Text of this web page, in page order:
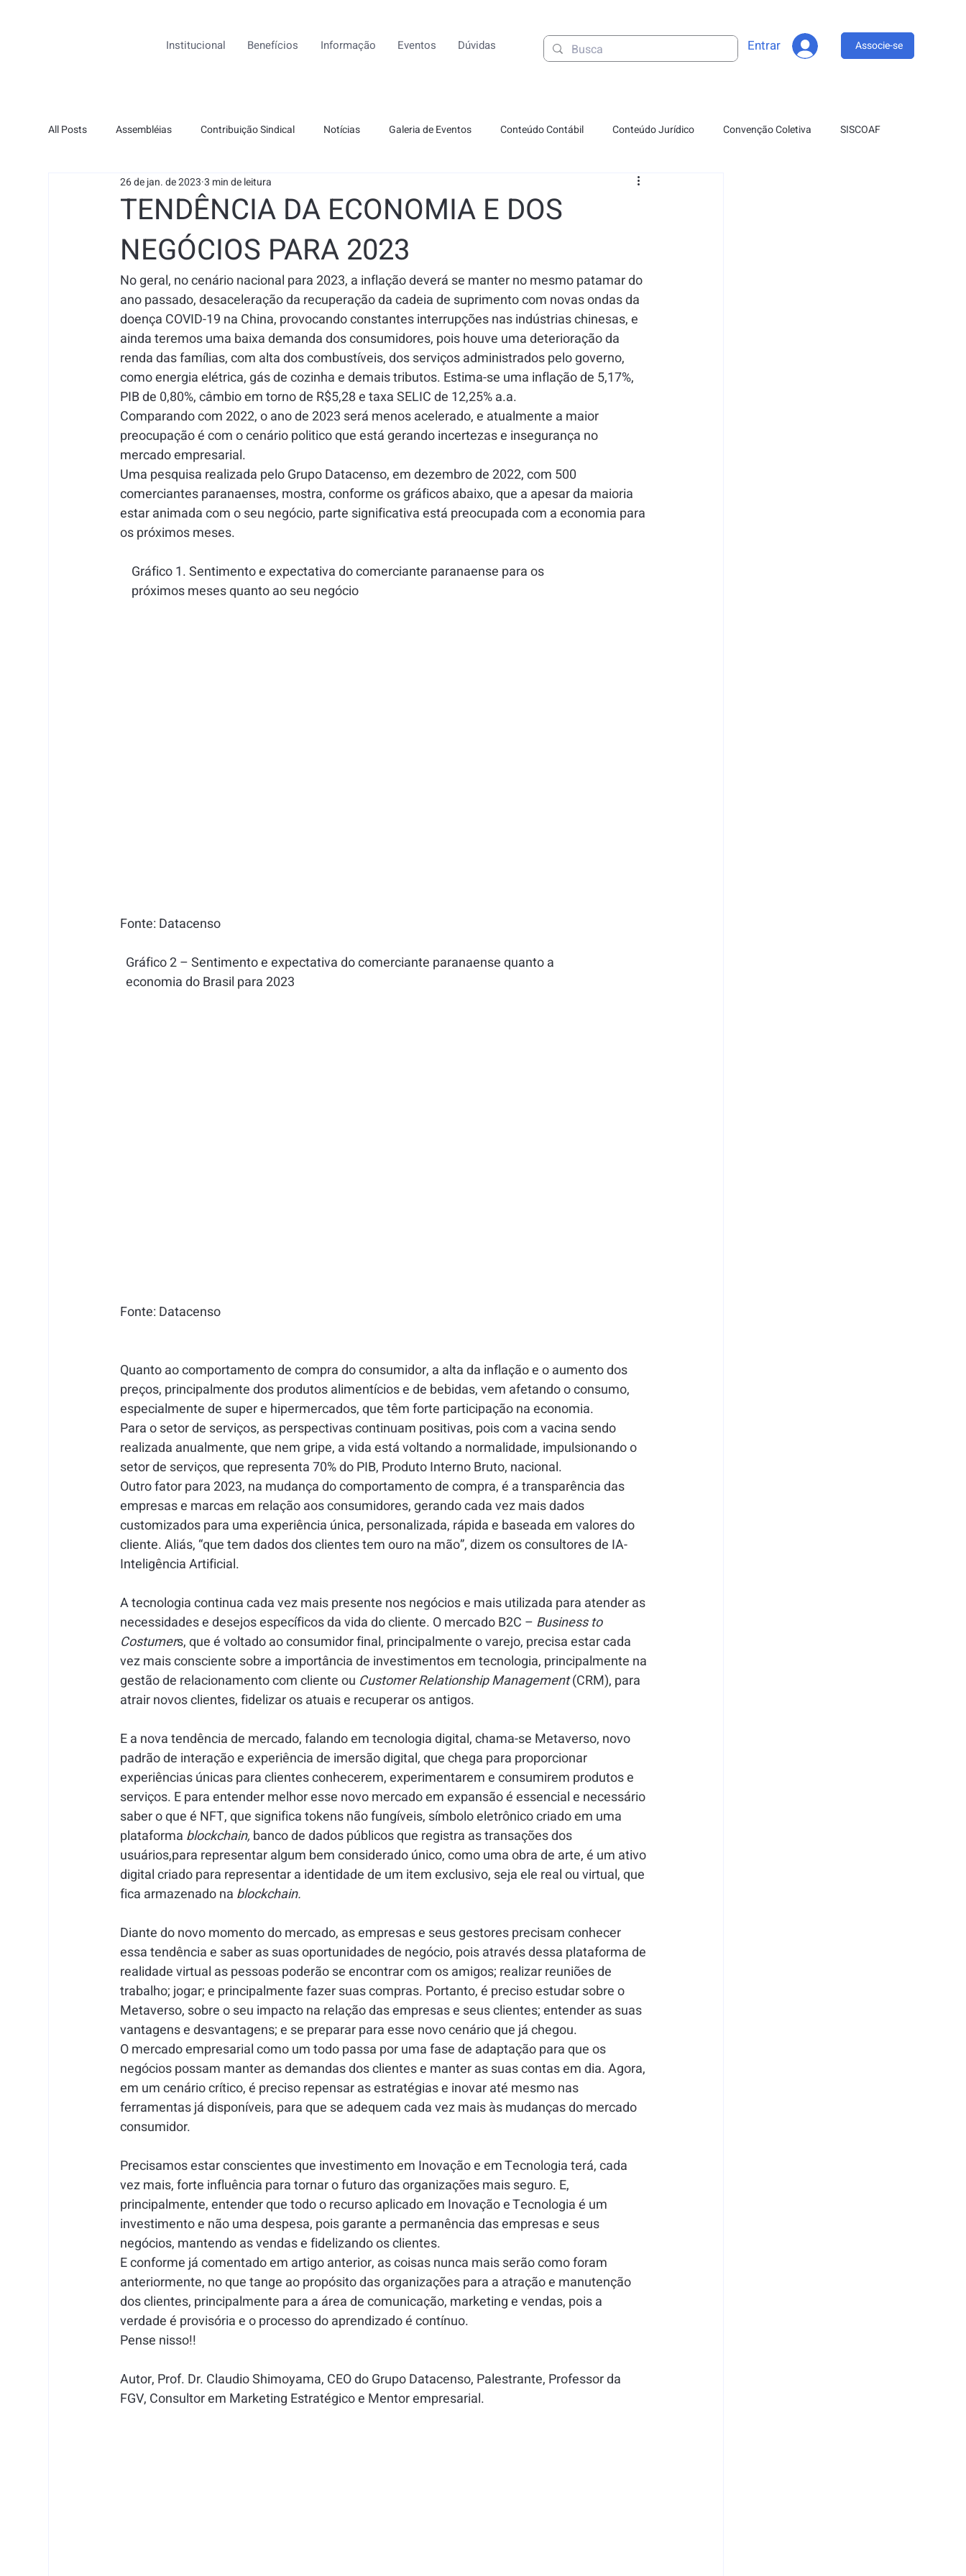
Associe-se
Entrar
Institucional Benefícios Informação Eventos Dúvidas
All Posts Assembléias Contribuição Sindical Notícias Galeria de Eventos Conteúdo Contábil Conteúdo Jurídico Convenção Coletiva SISCOAF
TENDÊNCIA DA ECONOMIA E DOS
NEGÓCIOS PARA 2023
26 de jan. de 2023 3 min de leitura
No geral, no cenário nacional para 2023, a inflação deverá se manter no mesmo patamar do
ano passado, desaceleração da recuperação da cadeia de suprimento com novas ondas da
doença COVID-19 na China, provocando constantes interrupções nas indústrias chinesas, e
ainda teremos uma baixa demanda dos consumidores, pois houve uma deterioração da
renda das famílias, com alta dos combustíveis, dos serviços administrados pelo governo,
como energia elétrica, gás de cozinha e demais tributos. Estima-se uma inflação de 5,17%,
PIB de 0,80%, câmbio em torno de R$5,28 e taxa SELIC de 12,25% a.a.
Comparando com 2022, o ano de 2023 será menos acelerado, e atualmente a maior
preocupação é com o cenário politico que está gerando incertezas e insegurança no
mercado empresarial.
Uma pesquisa realizada pelo Grupo Datacenso, em dezembro de 2022, com 500
comerciantes paranaenses, mostra, conforme os gráficos abaixo, que a apesar da maioria
estar animada com o seu negócio, parte significativa está preocupada com a economia para
os próximos meses.
Gráfico 1. Sentimento e expectativa do comerciante paranaense para os
próximos meses quanto ao seu negócio
Fonte: Datacenso
Gráfico 2 – Sentimento e expectativa do comerciante paranaense quanto a
economia do Brasil para 2023
Fonte: Datacenso
Quanto ao comportamento de compra do consumidor, a alta da inflação e o aumento dos
preços, principalmente dos produtos alimentícios e de bebidas, vem afetando o consumo,
especialmente de super e hipermercados, que têm forte participação na economia.
Para o setor de serviços, as perspectivas continuam positivas, pois com a vacina sendo
realizada anualmente, que nem gripe, a vida está voltando a normalidade, impulsionando o
setor de serviços, que representa 70% do PIB, Produto Interno Bruto, nacional.
Outro fator para 2023, na mudança do comportamento de compra, é a transparência das
empresas e marcas em relação aos consumidores, gerando cada vez mais dados
customizados para uma experiência única, personalizada, rápida e baseada em valores do
cliente. Aliás, “que tem dados dos clientes tem ouro na mão”, dizem os consultores de IA-
Inteligência Artificial.
A tecnologia continua cada vez mais presente nos negócios e mais utilizada para atender as
necessidades e desejos específicos da vida do cliente. O mercado B2C – Business to
Costumers, que é voltado ao consumidor final, principalmente o varejo, precisa estar cada
vez mais consciente sobre a importância de investimentos em tecnologia, principalmente na
gestão de relacionamento com cliente ou Customer RelationshipManagement (CRM), para
atrair novos clientes, fidelizar os atuais e recuperar os antigos.
E a nova tendência de mercado, falando em tecnologia digital, chama-se Metaverso, novo
padrão de interação e experiência de imersão digital, que chega para proporcionar
experiências únicas para clientes conhecerem, experimentarem e consumirem produtos e
serviços. E para entender melhor esse novo mercado em expansão é essencial e necessário
saber o que é NFT, que significa tokens não fungíveis, símbolo eletrônico criado em uma
plataforma blockchain, banco de dados públicos que registra as transações dos
usuários,para representar algum bem considerado único, como uma obra de arte, é um ativo
digital criado para representar a identidade de um item exclusivo, seja ele real ou virtual, que
fica armazenado na blockchain.
Diante do novo momento do mercado, as empresas e seus gestores precisam conhecer
essa tendência e saber as suas oportunidades de negócio, pois através dessa plataforma de
realidade virtual as pessoas poderão se encontrar com os amigos; realizar reuniões de
trabalho; jogar; e principalmente fazer suas compras. Portanto, é preciso estudar sobre o
Metaverso, sobre o seu impacto na relação das empresas e seus clientes; entender as suas
vantagens e desvantagens; e se preparar para esse novo cenário que já chegou.
O mercado empresarial como um todo passa por uma fase de adaptação para que os
negócios possam manter as demandas dos clientes e manter as suas contas em dia. Agora,
em um cenário crítico, é preciso repensar as estratégias e inovar até mesmo nas
ferramentas já disponíveis, para que se adequem cada vez mais às mudanças do mercado
consumidor.
Precisamos estar conscientes que investimento em Inovação e em Tecnologia terá, cada
vez mais, forte influência para tornar o futuro das organizações mais seguro. E,
principalmente, entender que todo o recurso aplicado em Inovação e Tecnologia é um
investimento e não uma despesa, pois garante a permanência das empresas e seus
negócios, mantendo as vendas e fidelizando os clientes.
E conforme já comentado em artigo anterior, as coisas nunca mais serão como foram
anteriormente, no que tange ao propósito das organizações para a atração e manutenção
dos clientes, principalmente para a área de comunicação, marketing e vendas, pois a
verdade é provisória e o processo do aprendizado é contínuo.
Pense nisso!!
Autor, Prof. Dr. Claudio Shimoyama, CEO do Grupo Datacenso, Palestrante, Professor da
FGV, Consultor em Marketing Estratégico e Mentor empresarial.